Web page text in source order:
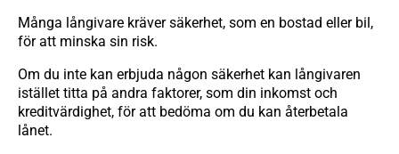
Många långivare kräver säkerhet, som en bostad eller bil,
för att minska sin risk.
Om du inte kan erbjuda någon säkerhet kan långivaren
istället titta på andra faktorer, som din inkomst och
kreditvärdighet, för att bedöma om du kan återbetala
lånet.